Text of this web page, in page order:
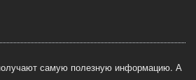
самую полезную информацию. А